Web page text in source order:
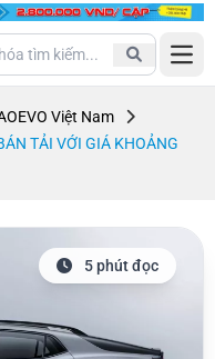
Việt Nam
TẢI VỚI GIÁ KHOẢNG
5 phút đọc